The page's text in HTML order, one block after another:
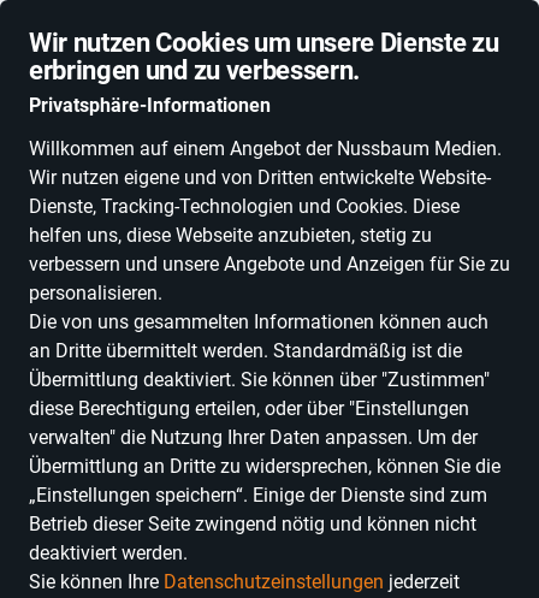
Wir nutzen Cookies um unsere Dienste zu
erbringen und zu verbessern.
Privatsphäre-Informationen
Willkommen auf einem Angebot der Nussbaum Medien.
Wir nutzen eigene und von Dritten entwickelte Website-
Dienste, Tracking-Technologien und Cookies. Diese
helfen uns, diese Webseite anzubieten, stetig zu
verbessern und unsere Angebote und Anzeigen für Sie zu
personalisieren.
Die von uns gesammelten Informationen können auch
an Dritte übermittelt werden. Standardmäßig ist die
Übermittlung deaktiviert. Sie können über "Zustimmen"
diese Berechtigung erteilen, oder über "Einstellungen
verwalten" die Nutzung Ihrer Daten anpassen. Um der
Übermittlung an Dritte zu widersprechen, können Sie die
„Einstellungen speichern“. Einige der Dienste sind zum
Betrieb dieser Seite zwingend nötig und können nicht
deaktiviert werden.
Sie können Ihre Datenschutzeinstellungen jederzeit
ALLE KATEGORIEN NEUHEITEN DEALS ESSEN, TRINKEN &
Einkaufen in Baden-Württemberg
Bücher &
Medien
Bücher Geschenkbücher
Geschenkbücher
ALLE FILTER
Marken